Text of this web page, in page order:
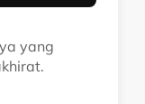
yang